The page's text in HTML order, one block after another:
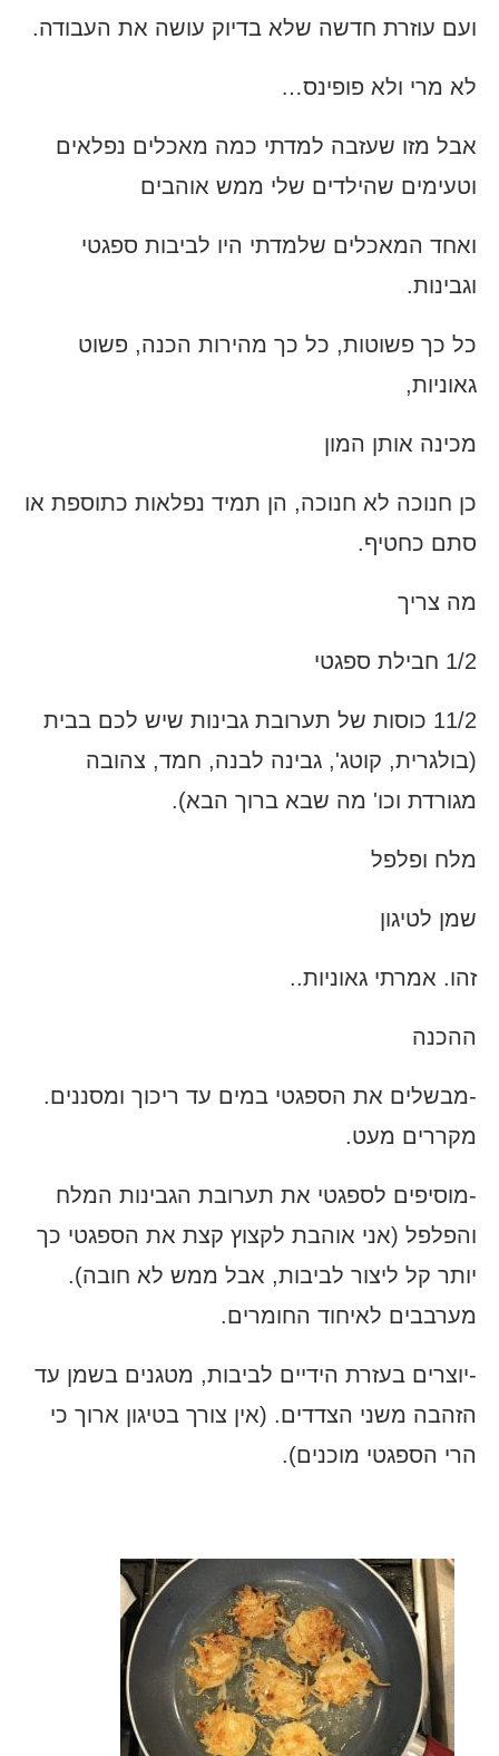
ועם עוזרת חדשה שלא בדיוק עושה את העבודה.
לא מרי ולא פופינס…
אבל מזו שעזבה למדתי כמה מאכלים נפלאים
וטעימים שהילדים שלי ממש אוהבים
ואחד המאכלים שלמדתי היו לביבות ספגטי
וגבינות.
כל כך פשוטות, כל כך מהירות הכנה, פשוט
גאוניות,
מכינה אותן המון
כן חנוכה לא חנוכה, הן תמיד נפלאות כתוספת או
סתם כחטיף.
מה צריך
1/2 חבילת ספגטי
11/2 כוסות של תערובת גבינות שיש לכם בבית
(בולגרית, קוטג', גבינה לבנה, חמד, צהובה
מגורדת וכו' מה שבא ברוך הבא).
מלח ופלפל
שמן לטיגון
זהו. אמרתי גאוניות..
ההכנה
-מבשלים את הספגטי במים עד ריכוך ומסננים.
מקררים מעט.
-מוסיפים לספגטי את תערובת הגבינות המלח
והפלפל (אני אוהבת לקצוץ קצת את הספגטי כך
יותר קל ליצור לביבות, אבל ממש לא חובה).
מערבבים לאיחוד החומרים.
-יוצרים בעזרת הידיים לביבות, מטגנים בשמן עד
הזהבה משני הצדדים. (אין צורך בטיגון ארוך כי
הרי הספגטי מוכנים).